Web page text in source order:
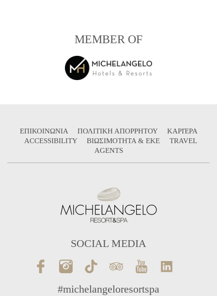
MEMBER OF
ΕΠΙΚΟΙΝΩΝΙΑ ΠΟΛΙΤΙΚΗ ΑΠΟΡΡΗΤΟΥ
ΚΑΡΙΈΡΑ
ACCESSIBILITY
ΒΙΩΣΙΜΟΤΗΤΑ & ΕΚΕ
TRAVEL
AGENTS
SOCIAL MEDIA
#michelangeloresortspa